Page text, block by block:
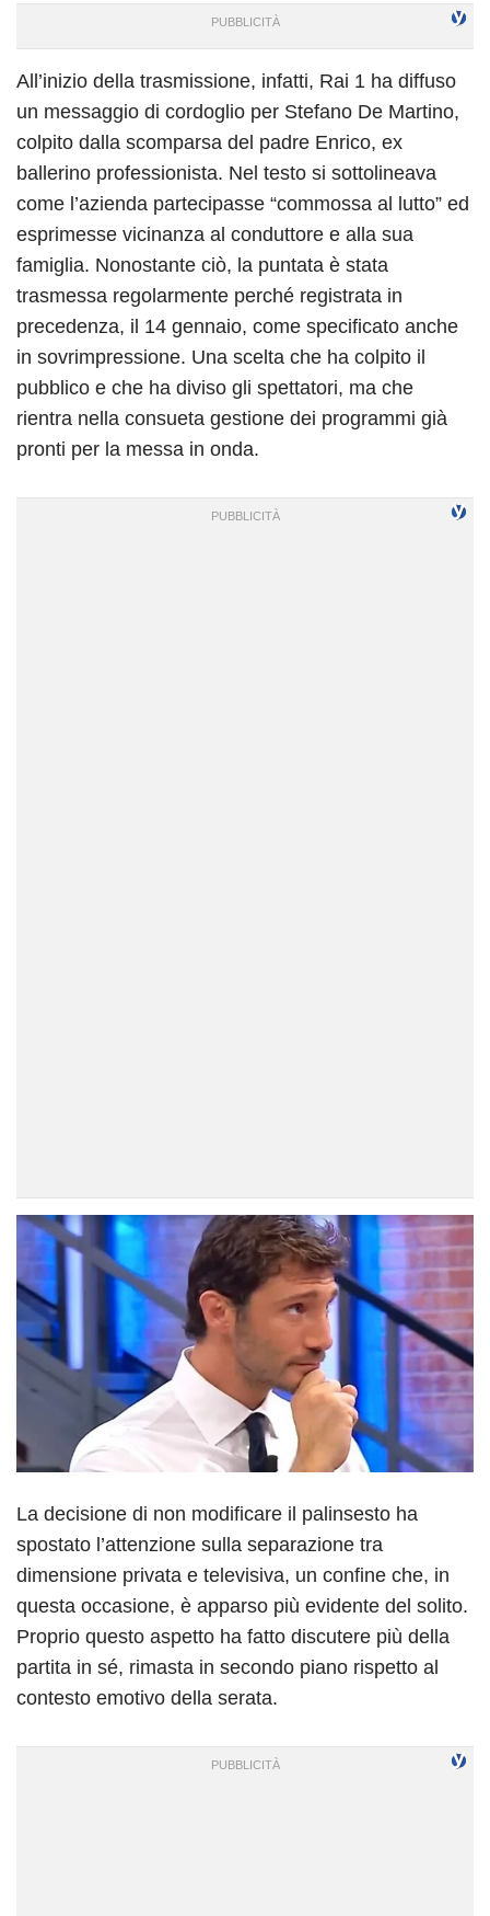
All’inizio della trasmissione, infatti, Rai 1 ha diffuso
un messaggio di cordoglio per Stefano De Martino,
colpito dalla scomparsa del padre Enrico, ex
ballerino professionista. Nel testo si sottolineava
come l’azienda partecipasse “commossa al lutto” ed
esprimesse vicinanza al conduttore e alla sua
famiglia. Nonostante ciò, la puntata è stata
trasmessa regolarmente perché registrata in
precedenza, il 14 gennaio, come specificato anche
in sovrimpressione. Una scelta che ha colpito il
pubblico e che ha diviso gli spettatori, ma che
rientra nella consueta gestione dei programmi già
pronti per la messa in onda.
La decisione di non modificare il palinsesto ha
spostato l’attenzione sulla separazione tra
dimensione privata e televisiva, un confine che, in
questa occasione, è apparso più evidente del solito.
Proprio questo aspetto ha fatto discutere più della
partita in sé, rimasta in secondo piano rispetto al
contesto emotivo della serata.